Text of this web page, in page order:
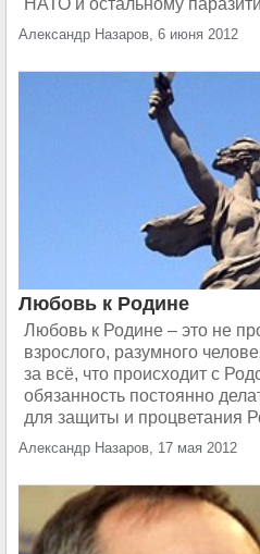
НАТО и остальному
Александр Назаров, 6 июня 2012
Любовь к Родине
Любовь к Родине – это не
взрослого, разумного
за всё, что происходит с
обязанность постоянно
для защиты и процветания
Александр Назаров, 17 мая 2012